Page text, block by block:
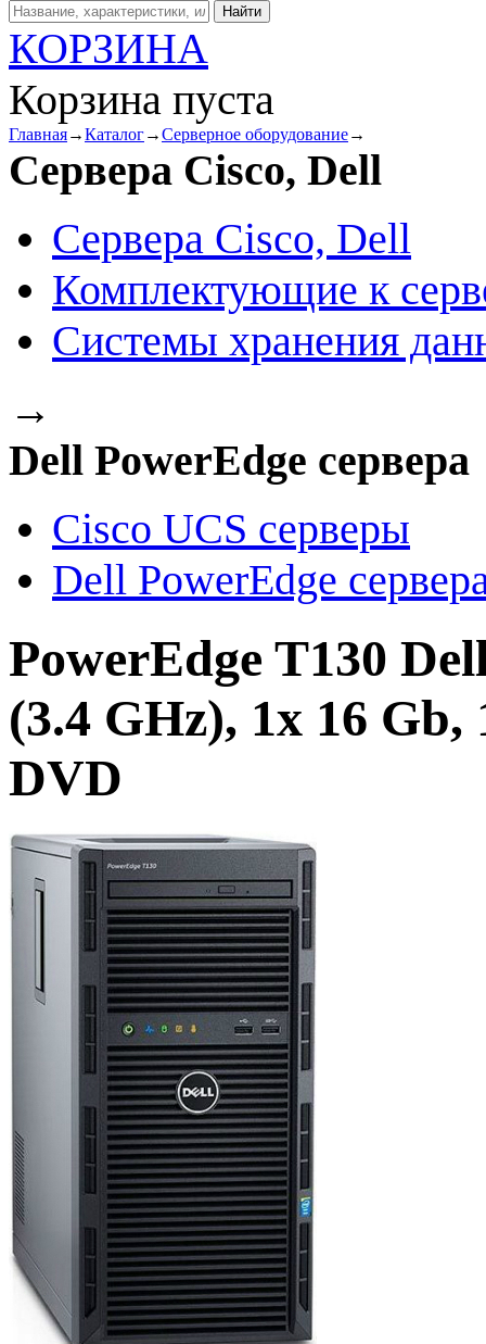
КОРЗИНА
Корзина пуста
Главная→Каталог→Серверное оборудование→
Сервера Cisco, Dell
Сервера Cisco, Dell
Комплектующие к
Системы хранения
→
Dell PowerEdge сервера
Cisco UCS серверы
Dell PowerEdge
PowerEdge T130
(3.4 GHz), 1x 16 Gb,
DVD